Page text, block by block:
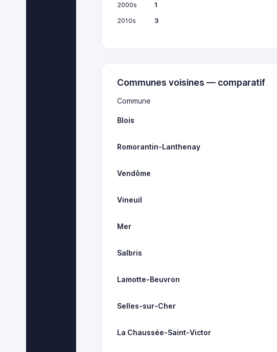
2000s
1
2010s
3
Communes voisines — comparatif
Commune
Blois
Romorantin-Lanthenay
Vendôme
Vineuil
Mer
Salbris
Lamotte-Beuvron
Selles-sur-Cher
La Chaussée-Saint-Victor